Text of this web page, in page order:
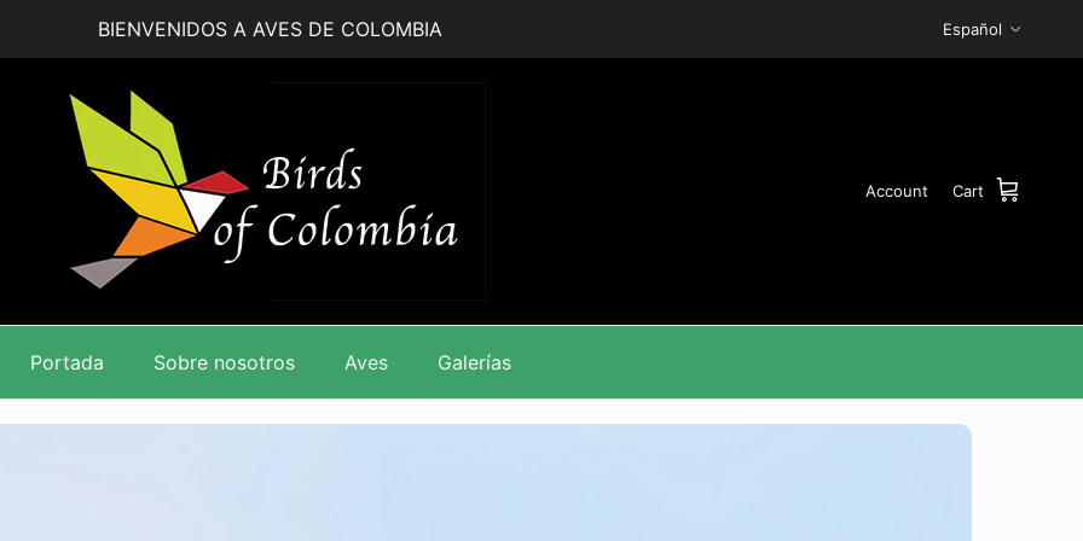
BIENVENIDOS A AVES DE COLOMBIA Español
Account Cart
Portada Sobre nosotros Aves Galerías